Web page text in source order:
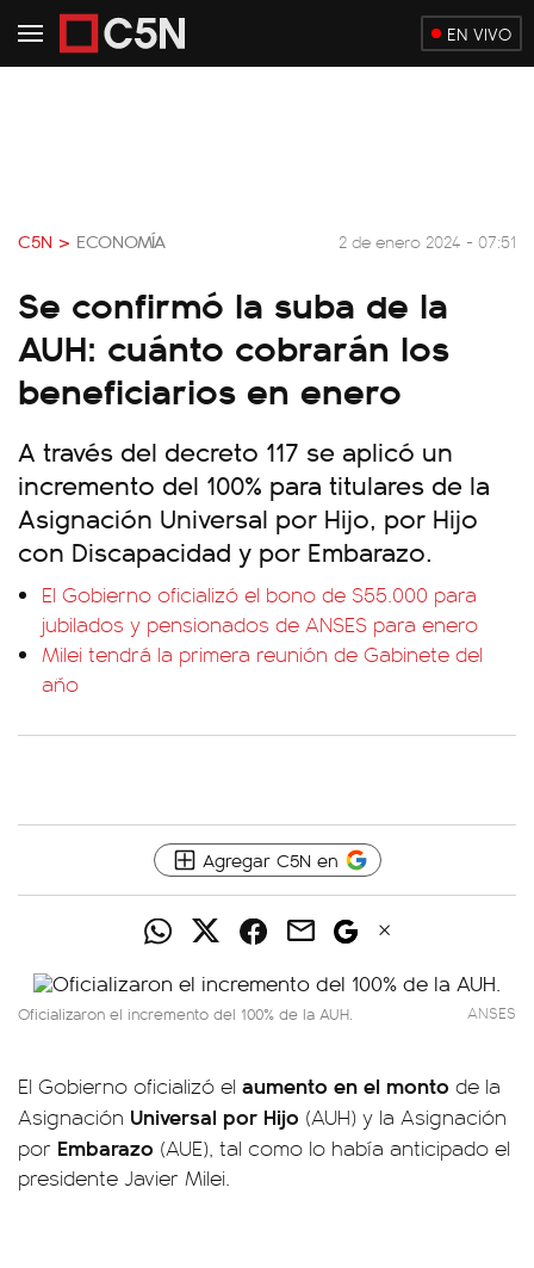
EN VIVO
C5N > ECONOMÍA 2 de enero 2024 - 07:51
Se confirmó la suba de la
AUH: cuánto cobrarán los
beneficiarios en enero
A través del decreto 117 se aplicó un
incremento del 100% para titulares de la
Asignación Universal por Hijo, por Hijo
con Discapacidad y por Embarazo.
El Gobierno oficializó el bono de $55.000 para
jubilados y pensionados de ANSES para enero
Milei tendrá la primera reunión de Gabinete del
año
Agregar C5N en
Oficializaron el incremento del 100% de la AUH. ANSES
El Gobierno oficializó el aumento en el monto de la
Asignación Universal por Hijo (AUH) y la Asignación
por Embarazo (AUE), tal como lo había anticipado el
presidente Javier Milei.